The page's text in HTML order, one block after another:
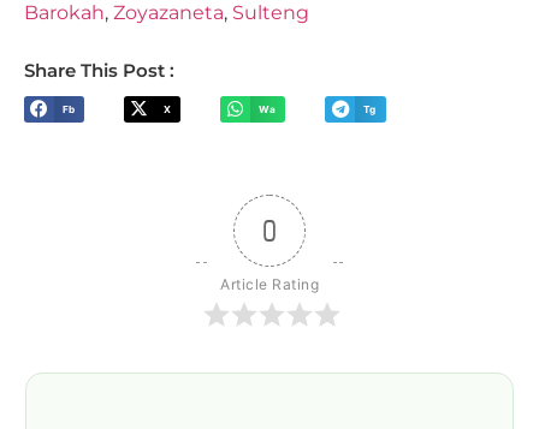
Barokah, Zoyazaneta, Sulteng
Share This Post :
Fb X Wa Tg
0
Article Rating